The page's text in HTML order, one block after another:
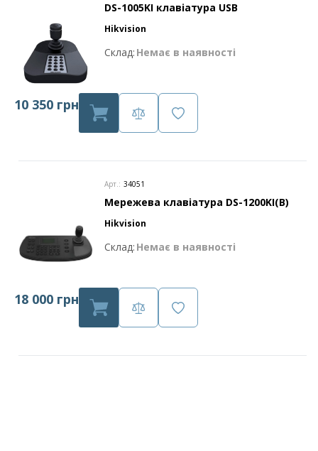
DS-1005KI клавіатура USB
Hikvision
Склад: Немає в наявності
10 350 грн
Арт.: 34051
Мережева клавіатура DS-1200KI(B)
Hikvision
Склад: Немає в наявності
18 000 грн